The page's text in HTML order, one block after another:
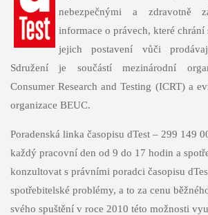
nebezpečnými a zdravotně
informace o právech, které
jejich postavení vůči
Sdružení je součástí mezinárodní
Consumer Research and Testing (ICRT) a
organizace BEUC.
Poradenská linka časopisu dTest – 299 149
každý pracovní den od 9 do 17 hodin a
konzultovat s právními poradci časopisu
spotřebitelské problémy, a to za cenu
svého spuštění v roce 2010 této možnosti